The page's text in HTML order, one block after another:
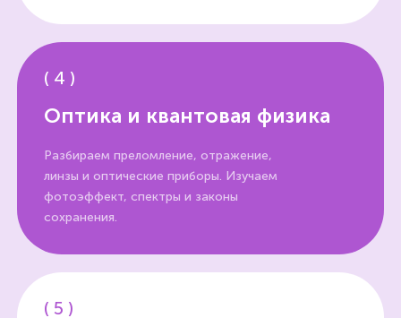
( 4 )
Оптика и квантовая физика
Разбираем преломление, отражение,
линзы и оптические приборы. Изучаем
фотоэффект, спектры и законы
сохранения.
( 5 )